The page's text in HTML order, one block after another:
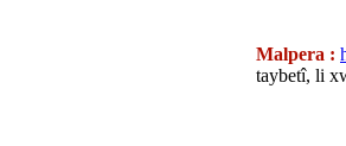
Malpera :
taybetî, li